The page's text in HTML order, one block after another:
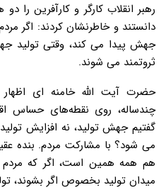
رهبر انقلاب کارگر و کارآفرین را
دانستند و خاطرنشان کردند: اگر
جهش پیدا می کند، وقتی تولید
ثروتمند می شوند.
حضرت آیت الله خامنه ای
چندساله، روی نقطه‌های حساس
گفتیم جهش تولید، نه افزایش
می شود؟ با مشارکت مردم. بنده
هم همه‌ همین است، اگر که مردم
میدان تولید بخصوص اگر بشوند،